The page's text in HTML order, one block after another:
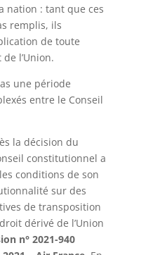
nation : tant que ces
remplis, ils
de toute
l’Union.
une période
entre le Conseil
la décision du
constitutionnel a
conditions de son
sur des
de transposition
dérivé de l’Union
n° 2021-940